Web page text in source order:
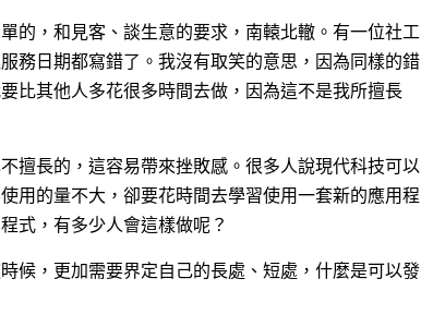
的，和見客、談生意的要求，南轅北轍。有一位社工
務日期都寫錯了。我沒有取笑的意思，因為同樣的錯
比其他人多花很多時間去做，因為這不是我所擅長
擅長的，這容易帶來挫敗感。很多人說現代科技可以
用的量不大，卻要花時間去學習使用一套新的應用程
式，有多少人會這樣做呢？
候，更加需要界定自己的長處、短處，什麼是可以發